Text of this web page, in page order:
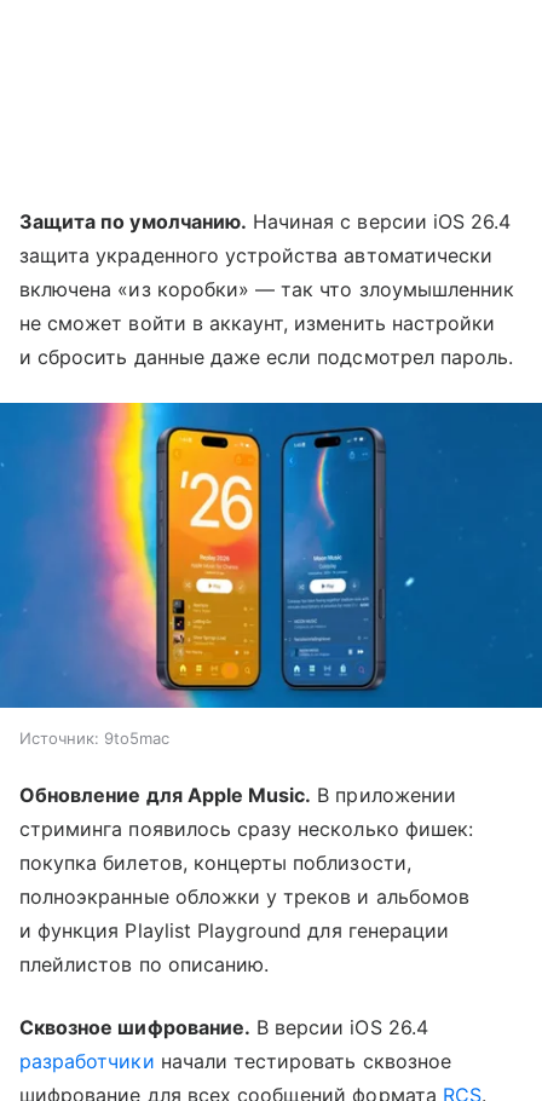
Защита по умолчанию. Начиная с версии iOS 26.4
защита украденного устройства автоматически
включена «из коробки» — так что злоумышленник
не сможет войти в аккаунт, изменить настройки
и сбросить данные даже если подсмотрел пароль.
Источник: 9to5mac
Обновление для Apple Music. В приложении
стриминга появилось сразу несколько фишек:
покупка билетов, концерты поблизости,
полноэкранные обложки у треков и альбомов
и функция Playlist Playground для генерации
плейлистов по описанию.
Сквозное шифрование. В версии iOS 26.4
разработчики начали тестировать сквозное
шифрование для всех сообщений формата RCS.